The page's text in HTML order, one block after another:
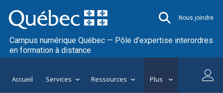
Nous joindre
Campus numérique Québec — Pôle d’expertise interordres
en formation à distance
Accueil Services Ressources Plus